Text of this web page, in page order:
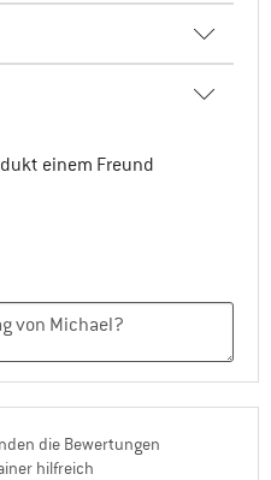
einem Freund
die Bewertungen
hilfreich